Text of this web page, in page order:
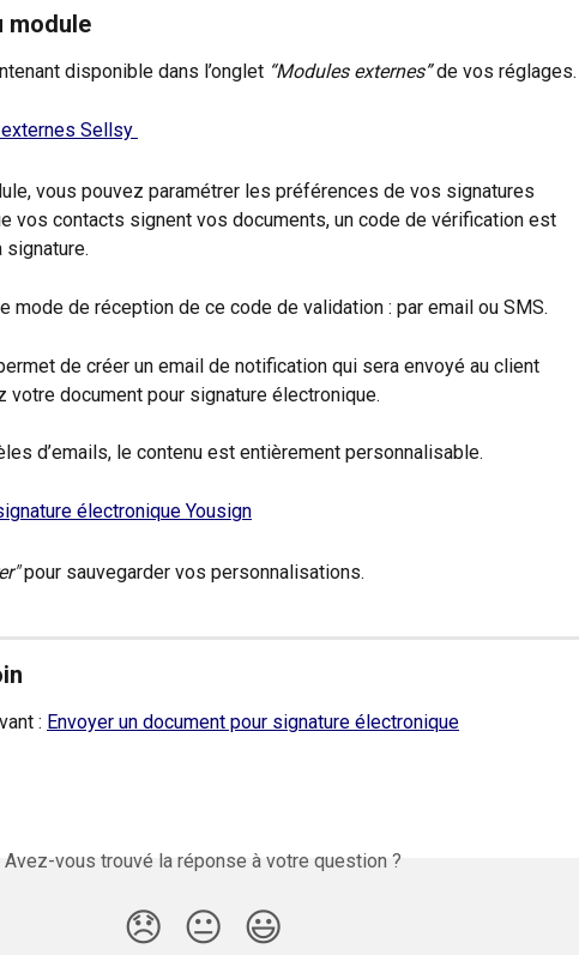
module
disponible dans l’onglet “Modules externes” de vos réglages.
vous pouvez paramétrer les préférences de vos signatures
vos contacts signent vos documents, un code de vérification est
signature.
mode de réception de ce code de validation : par email ou SMS.
de créer un email de notification qui sera envoyé au client
votre document pour signature électronique.
d’emails, le contenu est entièrement personnalisable.
pour sauvegarder vos personnalisations.
: Envoyer un document pour signature électronique
Avez-vous trouvé la réponse à votre question ?
😞 😐 😃